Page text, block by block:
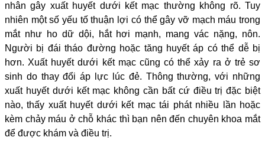
nhân gây xuất huyết dưới kết mạc thường không rõ. Tuy
nhiên một số yếu tố thuận lợi có thể gây vỡ mạch máu trong
mắt như ho dữ dội, hắt hơi mạnh, mang vác nặng, nôn.
Người bị đái tháo đường hoặc tăng huyết áp có thể dễ bị
hơn. Xuất huyết dưới kết mạc cũng có thể xảy ra ở trẻ sơ
sinh do thay đổi áp lực lúc đẻ. Thông thường, với những
xuất huyết dưới kết mạc không cần bất cứ điều trị đặc biệt
nào, thấy xuất huyết dưới kết mạc tái phát nhiều lần hoặc
kèm chảy máu ở chỗ khác thì bạn nên đến chuyên khoa mắt
để được khám và điều trị.